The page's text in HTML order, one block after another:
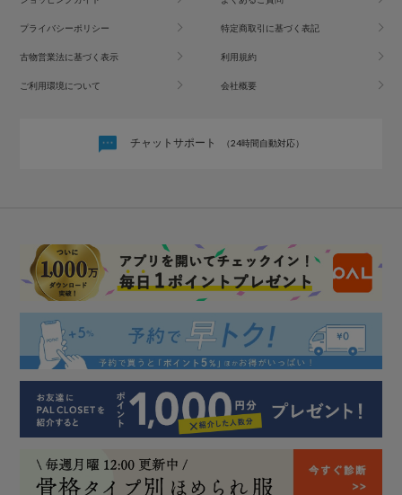
プライバシーポリシー 特定商取引に基づく表記
古物営業法に基づく表示 利用規約
ご利用環境について 会社概要
チャットサポート （24時間自動対応）